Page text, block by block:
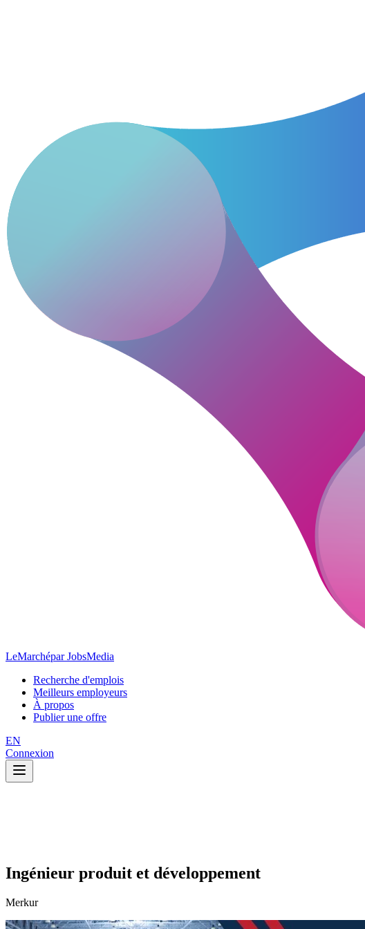
LeMarchépar JobsMedia
Recherche d'emplois
Meilleurs employeurs
À propos
Publier une offre
EN
Connexion
Ingénieur produit et développement
Merkur